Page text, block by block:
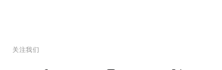
关注我们